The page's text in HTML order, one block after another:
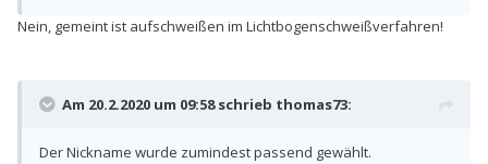
Nein, gemeint ist aufschweißen im Lichtbogenschweißverfahren!
Am 20.2.2020 um 09:58 schrieb thomas73:
Der Nickname wurde zumindest passend gewählt.